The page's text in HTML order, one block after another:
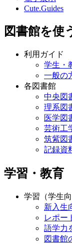
Cute.Guides
図書館を使
利用ガイド
学生・
一般の
各図書館
中央図
理系図
医学図
芸術工
筑紫図
記録資
学習・教育
学習（学生向
新入生
レポー
語学力
図書館